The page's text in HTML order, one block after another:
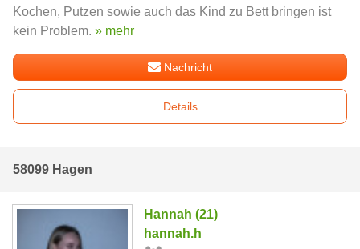
Kochen, Putzen sowie auch das Kind zu Bett bringen ist
kein Problem. » mehr
Nachricht
Details
58099 Hagen
Hannah (21)
hannah.h